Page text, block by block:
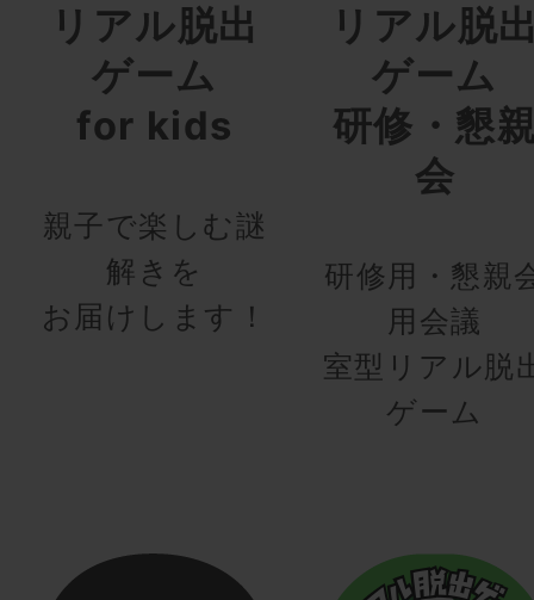
リアル脱出
ゲーム
for kids
親子で楽しむ謎
解きを
お届けします！
リアル脱
ゲーム
研修・懇
会
研修用・懇親
用会議
室型リアル脱
ゲーム